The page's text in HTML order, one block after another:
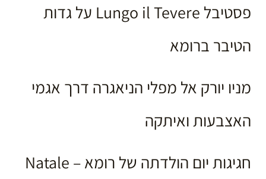
פסטיבל Lungo il Tevere על גדות
הטיבר ברומא
מניו יורק אל מפלי הניאגרה דרך אגמי
האצבעות ואיתקה
חגיגות יום הולדתה של רומא – Natale